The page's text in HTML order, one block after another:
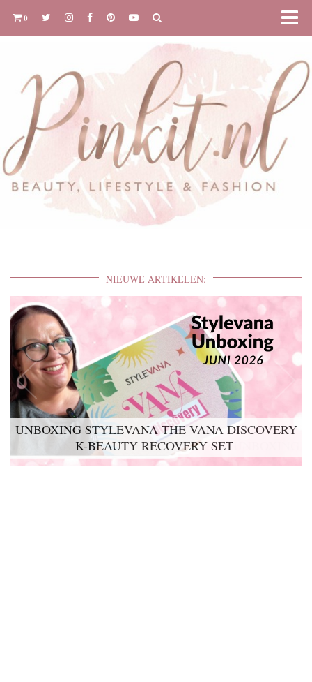
0
NIEUWE ARTIKELEN:
UNBOXING STYLEVANA THE VANA DISCOVERY
K-BEAUTY RECOVERY SET